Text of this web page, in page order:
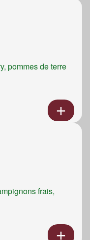
pommes de terre
frais,